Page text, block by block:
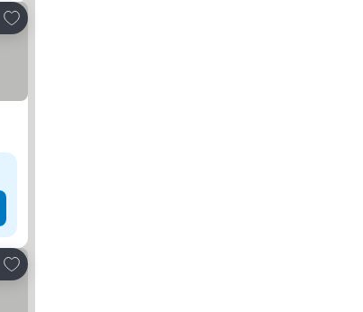
Přidat na seznam oblíbených hotelů
Přidat na seznam oblíbených hotelů